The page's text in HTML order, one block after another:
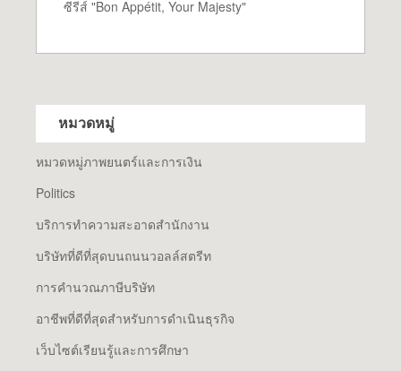
ซีรีส์ "Bon Appétit, Your Majesty"
หมวดหมู่
หมวดหมู่ภาพยนตร์และการเงิน
Politics
บริการทำความสะอาดสำนักงาน
บริษัทที่ดีที่สุดบนถนนวอลล์สตรีท
การคำนวณภาษีบริษัท
อาชีพที่ดีที่สุดสำหรับการดำเนินธุรกิจ
เว็บไซต์เรียนรู้และการศึกษา